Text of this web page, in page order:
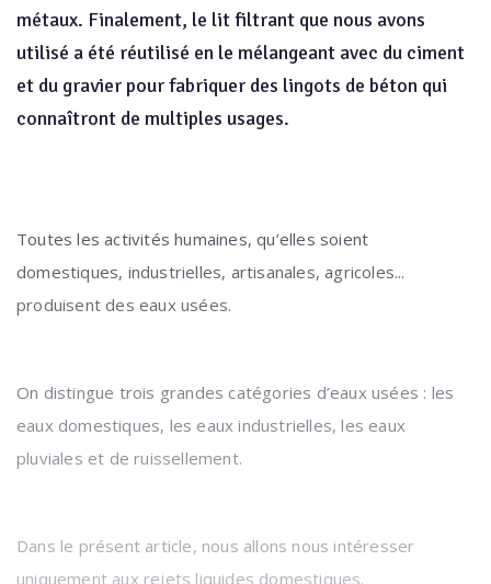
métaux. Finalement, le lit filtrant que nous avons
utilisé a été réutilisé en le mélangeant avec du ciment
et du gravier pour fabriquer des lingots de béton qui
connaîtront de multiples usages.
Toutes les activités humaines, qu’elles soient
domestiques, industrielles, artisanales, agricoles...
produisent des eaux usées.
On distingue trois grandes catégories d’eaux usées : les
eaux domestiques, les eaux industrielles, les eaux
pluviales et de ruissellement.
Dans le présent article, nous allons nous intéresser
uniquement aux rejets liquides domestiques.